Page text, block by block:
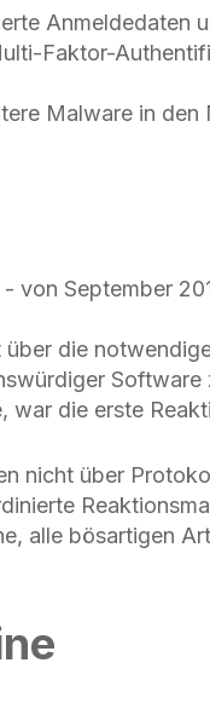
Anmeldedaten
Faktor-
Malware in
von September
die
Software
die erste
nicht über
alle bösartigen